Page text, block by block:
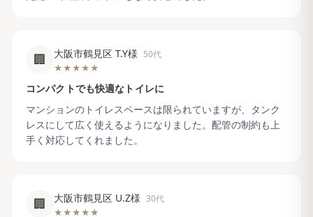
🏢 大阪市鶴見区 T.Y様 50代
★★★★★
コンパクトでも快適なトイレに
マンションのトイレスペースは限られていますが、タンク
レスにして広く使えるようになりました。配管の制約も上
手く対応してくれました。
🏢 大阪市鶴見区 U.Z様 30代
★★★★★